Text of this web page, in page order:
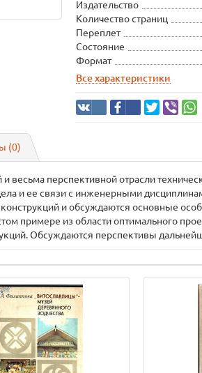
Издательство
Количество страниц
Переплет
Состояние
Формат
Все характеристики
(0)
перспективной отрасли
и ее связи с инженерными
и обсуждаются основные
примере из области оптимального
Обсуждаются перспективы